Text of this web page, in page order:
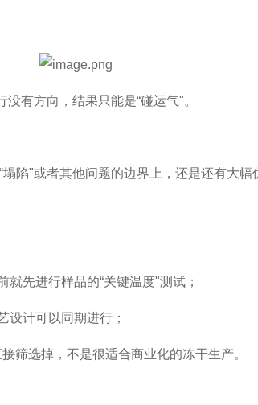
没有方向，结果只能是“碰运气"。
“塌陷"或者其他问题的边界上，还是还有大幅
就先进行样品的“关键温度"测试；
设计可以同期进行；
筛选掉，不是很适合商业化的冻干生产。